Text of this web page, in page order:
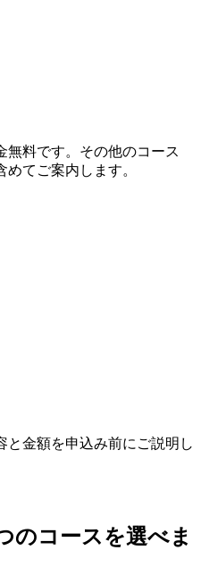
無料です。その他のコース
てご案内します。
と金額を申込み前にご説明し
のコースを選べま